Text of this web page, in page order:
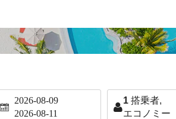
2026-08-09
2026-08-11
1 搭乗者,
エコノミー